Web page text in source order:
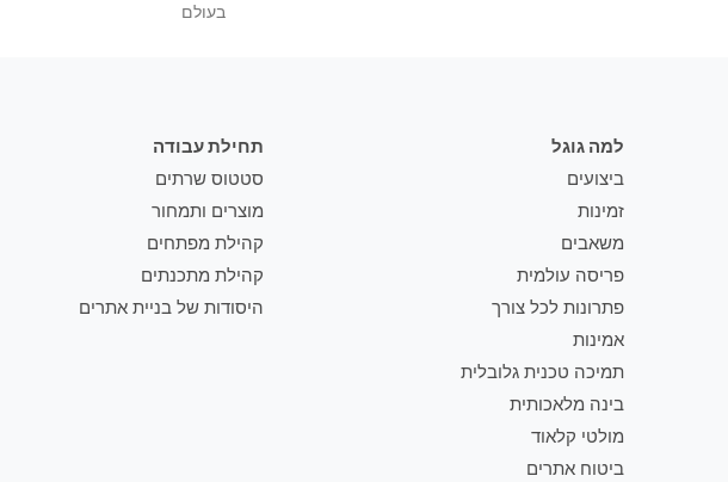
בעולם
למה גוגל
ביצועים
זמינות
משאבים
פריסה עולמית
פתרונות לכל צורך
אמינות
תמיכה טכנית גלובלית
בינה מלאכותית
מולטי קלאוד
ביטוח אתרים
תחילת עבודה
סטטוס שרתים
מוצרים ותמחור
קהילת מפתחים
קהילת מתכנתים
היסודות של בניית אתרים